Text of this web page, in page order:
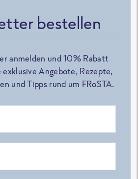
bestellen
anmelden und 10% Rabatt
Angebote, Rezepte,
und Tipps rund um FRoSTA.